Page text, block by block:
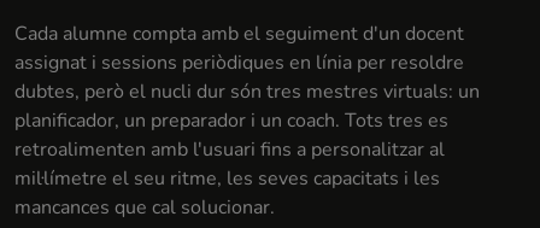
Cada alumne compta amb el seguiment d'un docent
assignat i sessions periòdiques en línia per resoldre
dubtes, però el nucli dur són tres mestres virtuals: un
planificador, un preparador i un coach. Tots tres es
retroalimenten amb l'usuari fins a personalitzar al
mil·límetre el seu ritme, les seves capacitats i les
mancances que cal solucionar.